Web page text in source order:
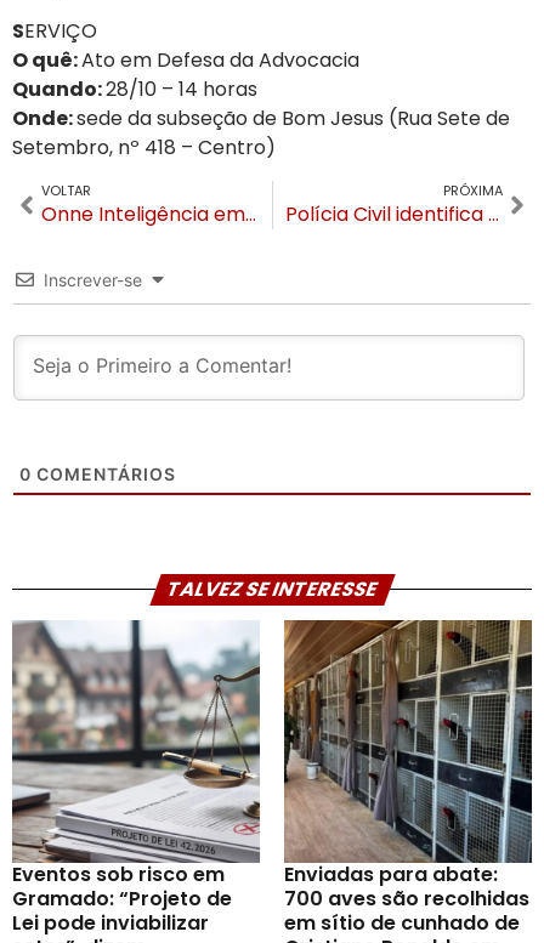
SERVIÇO
O quê:Ato em Defesa da Advocacia
Quando:28/10 – 14 horas
Onde:sede da subseção de Bom Jesus (Rua Sete de
Setembro, nº 418 – Centro)
VOLTAR
Onne Inteligência em Eventos abre as portas em Gramado
PRÓXIMA
Polícia Civil identifica motorista que atropelou menina de 1 ano e fugiu em Canela
Inscrever-se
0 COMENTÁRIOS
TALVEZ SE INTERESSE
Eventos sob risco em
Gramado: “Projeto de
Lei pode inviabilizar
Enviadas para abate:
700 aves são recolhidas
em sítio de cunhado de